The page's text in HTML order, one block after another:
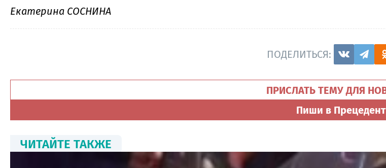
Екатерина СОСНИНА
ПОДЕЛИТЬСЯ:
ПРИСЛАТЬ ТЕМУ ДЛЯ
Пиши в Прецедент
ЧИТАЙТЕ ТАКЖЕ